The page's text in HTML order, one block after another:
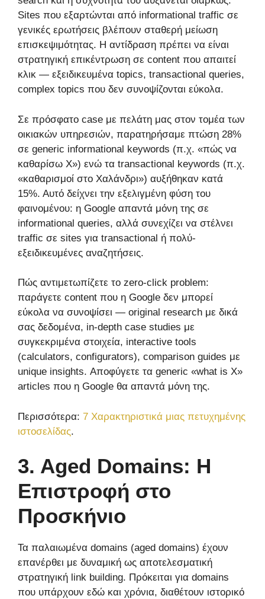
Sites που εξαρτώνται από informational traffic σε
γενικές ερωτήσεις βλέπουν σταθερή μείωση
επισκεψιμότητας. Η αντίδραση πρέπει να είναι
στρατηγική επικέντρωση σε content που απαιτεί
κλικ — εξειδικευμένα topics, transactional queries,
complex topics που δεν συνοψίζονται εύκολα.
Σε πρόσφατο case με πελάτη μας στον τομέα των
οικιακών υπηρεσιών, παρατηρήσαμε πτώση 28%
σε generic informational keywords (π.χ. «πώς να
καθαρίσω X») ενώ τα transactional keywords (π.χ.
«καθαρισμοί στο Χαλάνδρι») αυξήθηκαν κατά
15%. Αυτό δείχνει την εξελιγμένη φύση του
φαινομένου: η Google απαντά μόνη της σε
informational queries, αλλά συνεχίζει να στέλνει
traffic σε sites για transactional ή πολύ-
εξειδικευμένες αναζητήσεις.
Πώς αντιμετωπίζετε το zero-click problem:
παράγετε content που η Google δεν μπορεί
εύκολα να συνοψίσει — original research με δικά
σας δεδομένα, in-depth case studies με
συγκεκριμένα στοιχεία, interactive tools
(calculators, configurators), comparison guides με
unique insights. Αποφύγετε τα generic «what is X»
articles που η Google θα απαντά μόνη της.
Περισσότερα: 7 Xαρακτηριστικά μιας πετυχημένης
ιστοσελίδας.
3. Aged Domains: Η
Επιστροφή στο
Προσκήνιο
Τα παλαιωμένα domains (aged domains) έχουν
επανέρθει με δυναμική ως αποτελεσματική
στρατηγική link building. Πρόκειται για domains
που υπάρχουν εδώ και χρόνια, διαθέτουν ιστορικό